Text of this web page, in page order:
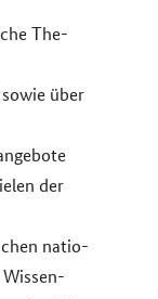
The­
über
der
na­tio­
Wis­sen­